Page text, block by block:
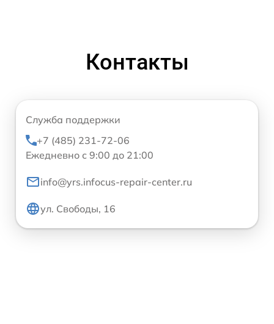
Контакты
Служба поддержки
+7 (485) 231-72-06
Ежедневно с 9:00 до 21:00
info@yrs.infocus-repair-center.ru
ул. Свободы, 16